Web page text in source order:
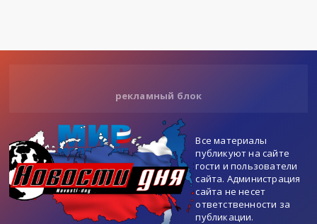
рекламный блок
Все материалы
публикуют на сайте
гости и пользователи
сайта. Администрация
сайта не несет
ответственности за
публикации.